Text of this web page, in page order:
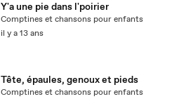
Y'a une pie dans l'poirier
Comptines et chansons pour enfants
il y a 13 ans
Tête, épaules, genoux et pieds
Comptines et chansons pour enfants